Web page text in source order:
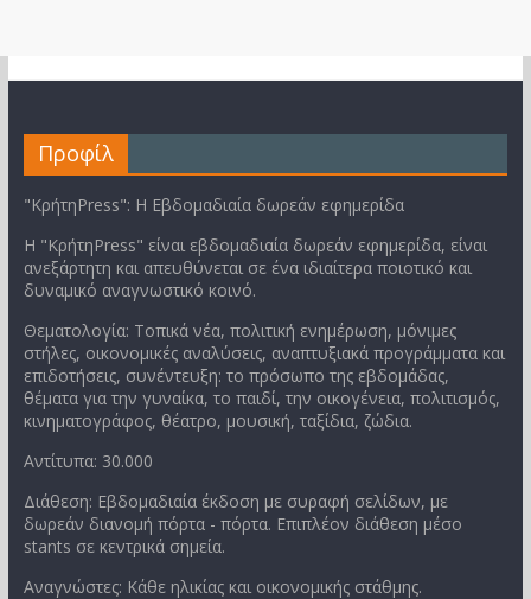
Προφίλ
"ΚρήτηPress": Η Εβδομαδιαία δωρεάν εφημερίδα
Η "ΚρήτηPress" είναι εβδομαδιαία δωρεάν εφημερίδα, είναι
ανεξάρτητη και απευθύνεται σε ένα ιδιαίτερα ποιοτικό και
δυναμικό αναγνωστικό κοινό.
Θεματολογία: Τοπικά νέα, πολιτική ενημέρωση, μόνιμες
στήλες, οικονομικές αναλύσεις, αναπτυξιακά προγράμματα και
επιδοτήσεις, συνέντευξη: το πρόσωπο της εβδομάδας,
θέματα για την γυναίκα, το παιδί, την οικογένεια, πολιτισμός,
κινηματογράφος, θέατρο, μουσική, ταξίδια, ζώδια.
Αντίτυπα: 30.000
Διάθεση: Εβδομαδιαία έκδοση με συραφή σελίδων, με
δωρεάν διανομή πόρτα - πόρτα. Επιπλέον διάθεση μέσο
stants σε κεντρικά σημεία.
Αναγνώστες: Κάθε ηλικίας και οικονομικής στάθμης.